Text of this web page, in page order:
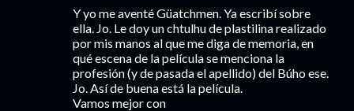
Y yo me aventé Güatchmen. Ya escribí sobre
ella. Jo. Le doy un chtulhu de plastilina realizado
por mis manos al que me diga de memoria, en
qué escena de la película se menciona la
profesión (y de pasada el apellido) del Búho ese.
Jo. Así de buena está la película.
Vamos mejor con